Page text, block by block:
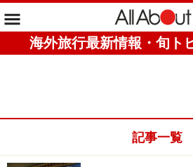
海外旅行最新情報・旬ト
記事一覧